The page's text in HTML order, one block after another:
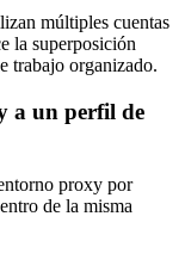
múltiples cuentas
la superposición
trabajo organizado.
a un perfil de
proxy por
de la misma